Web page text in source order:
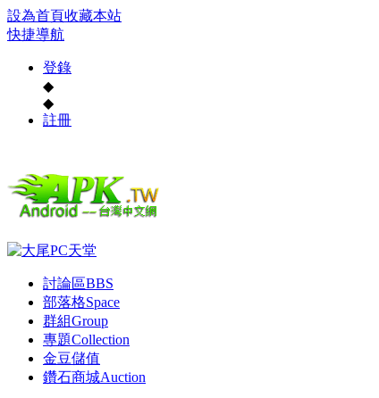
設為首頁收藏本站
快捷導航
登錄
◆
◆
註冊
討論區BBS
部落格Space
群組Group
專題Collection
金豆儲值
鑽石商城Auction